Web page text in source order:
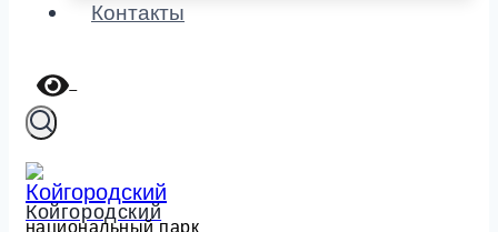
Контакты
Койгородский
национальный парк